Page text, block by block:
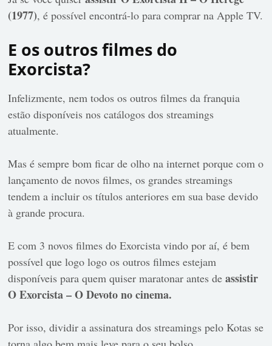
(1977), é possível encontrá-lo para comprar na Apple TV.
E os outros filmes do
Exorcista?
Infelizmente, nem todos os outros filmes da franquia
estão disponíveis nos catálogos dos streamings
atualmente.
Mas é sempre bom ficar de olho na internet porque com o
lançamento de novos filmes, os grandes streamings
tendem a incluir os títulos anteriores em sua base devido
à grande procura.
E com 3 novos filmes do Exorcista vindo por aí, é bem
possível que logo logo os outros filmes estejam
disponíveis para quem quiser maratonar antes deassistir
O Exorcista – O Devoto no cinema.
Por isso, dividir a assinatura dos streamings pelo Kotas se